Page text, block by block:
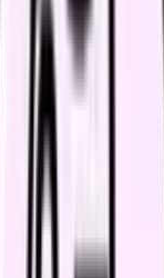
を評価する特別選抜
経験を活かした受験
活用